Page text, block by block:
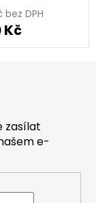
bez DPH
Kč
zasílat
e-